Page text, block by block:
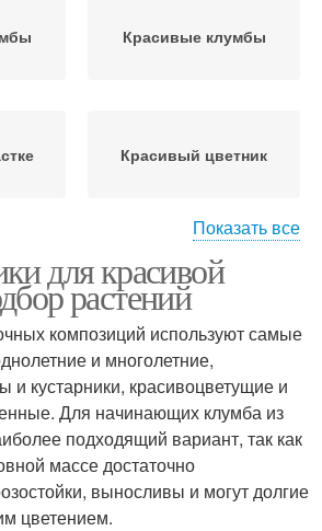
Красивые клумбы
Красивый цветник
Показать все
для красивой
растений
композиций используют самые
и многолетние,
кустарники, красивоцветущие и
Для начинающих клумба из
подходящий вариант, так как
массе достаточно
выносливы и могут долгие
цветением.